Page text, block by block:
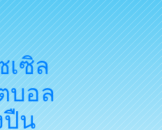
ซิล
บอล
น